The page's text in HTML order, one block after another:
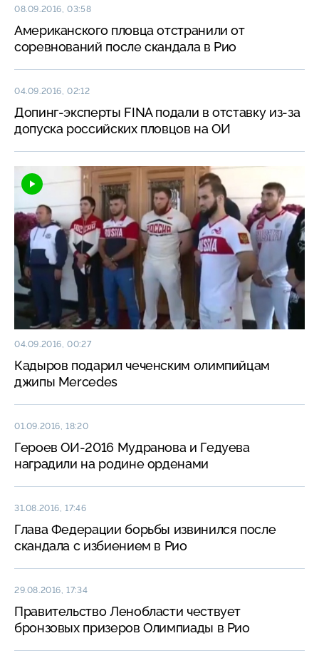
08.09.2016, 03:58
Американского пловца отстранили от
соревнований после скандала в Рио
04.09.2016, 02:12
Допинг-эксперты FINA подали в отставку из-за
допуска российских пловцов на ОИ
04.09.2016, 00:27
Кадыров подарил чеченским олимпийцам
джипы Mercedes
01.09.2016, 18:20
Героев ОИ-2016 Мудранова и Гедуева
наградили на родине орденами
31.08.2016, 17:46
Глава Федерации борьбы извинился после
скандала с избиением в Рио
29.08.2016, 17:34
Правительство Ленобласти чествует
бронзовых призеров Олимпиады в Рио